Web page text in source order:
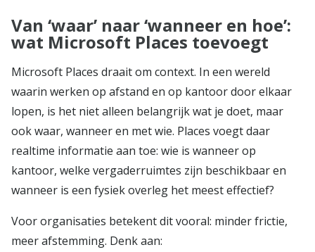
Van ‘waar’ naar ‘wanneer en hoe’:
wat Microsoft Places toevoegt
Microsoft Places draait om context. In een wereld
waarin werken op afstand en op kantoor door elkaar
lopen, is het niet alleen belangrijk wat je doet, maar
ook waar, wanneer en met wie. Places voegt daar
realtime informatie aan toe: wie is wanneer op
kantoor, welke vergaderruimtes zijn beschikbaar en
wanneer is een fysiek overleg het meest effectief?
Voor organisaties betekent dit vooral: minder frictie,
meer afstemming. Denk aan: